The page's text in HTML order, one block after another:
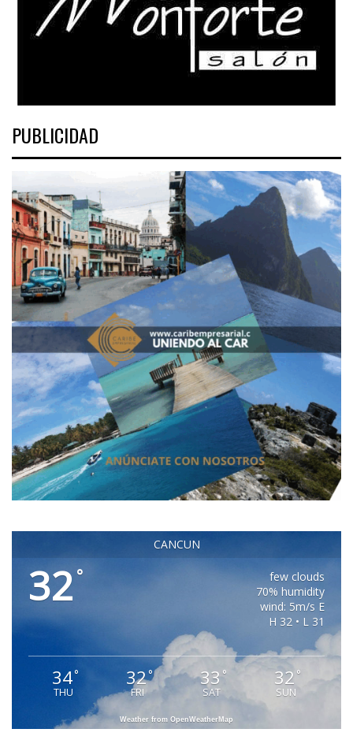
PUBLICIDAD
CANCUN
32 °
few clouds
70% humidity
wind: 5m/s E
H 32 • L 31
34°
THU
32°
FRI
33 °
SAT
32 °
SUN
Weather from OpenWeatherMap